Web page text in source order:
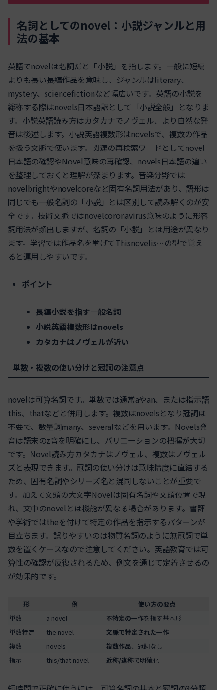
名詞としてのnovel：小説ジャンルと用
法の基本
英語でnovelは名詞だと「小説」を指します。一般に短編
よりも長い長編作品を意味し、ジャンルはliterary、
mystery、sciencefictionなど幅広いです。英語の小説を
総称する際はnovels日本語訳として「小説全般」となりま
す。小説英語読み方はカタカナでノヴェル、より自然な発
音は後述します。小説英語複数形はnovelsで、複数の作品
を扱う文脈で使います。関連の再検索ワードとしてnovel
日本語の確認やNovel意味の再確認、novels日本語の違い
を整理しておくと理解が深まります。音楽分野では
novelbrightやnovelcoreなど固有名詞用法があり、語形は
同じでも一般名詞の「小説」とは区別して読み解くのが安
全です。技術文脈ではnovelcoronavirus意味のように形容
詞用法が頻出しますが、名詞の「小説」とは用途が異なり
ます。学習では作品名を挙げてThisnovelis…の型で覚え
ると運用しやすいです。
ポイント
長編小説を指す一般名詞
小説英語複数形はnovels
カタカナはノヴェルが近い
単数・複数の使い分けと冠詞の注意点
novelは可算名詞です。単数では通常aやan、または指示語
this、thatなどと併用します。複数はnovelsとなり冠詞は
不要で、数量詞many、severalなどを用います。Novels発
音は語末のz音を明確にし、バリエーションの把握が大切
です。Novel読み方カタカナはノヴェル、複数はノヴェル
ズと表現できます。冠詞の使い分けは意味精度に直結する
ため、固有名詞やシリーズ名と混同しないことが重要で
す。加えて文頭の大文字Novelは固有名詞や文頭位置で現
れ、文中のnovelとは機能が異なる場合があります。書評
や学術ではtheを付けて特定の作品を指示するパターンが
目立ちます。誤りやすいのは物質名詞のように無冠詞で単
数を置くケースなので注意してください。英語教育では可
算性の確認が反復されるため、例文を通じて定着させるの
が効果的です。
形 例
使い方の要点
単数
a novel 不特定の一作を指す基本形
単数特定
the novel
文脈で特定された一作
複数
novels 複数作品、冠詞なし
指示
this/that novel 近称/遠称で明確化